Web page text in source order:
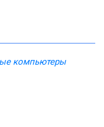
компьютеры